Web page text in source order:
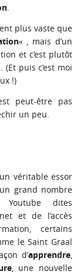
.
plus vaste que
« , mais d’un
et c’est plutôt
puis c’est moi
!)
peut-être pas
un peu.
véritable essor
grand nombre
dites
et de l’accès
certains
le Saint Graal
d’apprendre,
, une nouvelle